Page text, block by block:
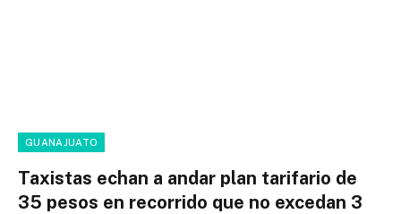
GUANAJUATO
Taxistas echan a andar plan tarifario de
35 pesos en recorrido que no excedan 3